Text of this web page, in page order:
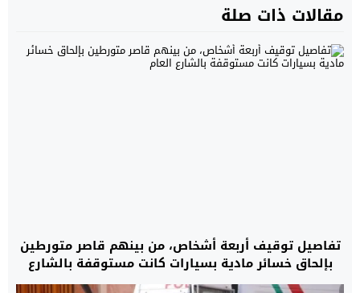
مقالات ذات صلة
تفاصيل توقيف أربعة أشخاص، من بينهم قاصر متورطين
بإلحاق خسائر مادية بسيارات كانت مستوقفة بالشارع
العام